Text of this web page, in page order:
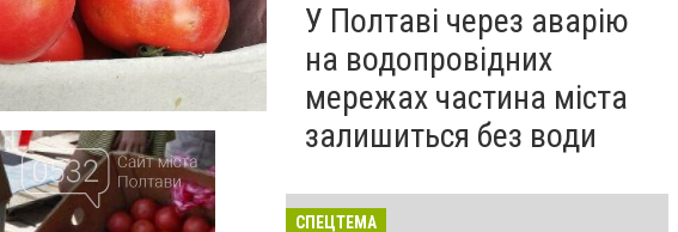
У Полтаві через аварію
на водопровідних
мережах частина міста
залишиться без води
СПЕЦТЕМА